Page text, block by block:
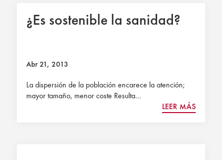
¿Es sostenible la sanidad?
Abr 21, 2013
La dispersión de la población encarece la atención;
mayor tamaño, menor coste Resulta...
LEER MÁS